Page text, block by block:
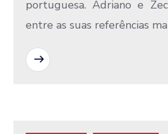
portuguesa. Adriano e
entre as suas referências